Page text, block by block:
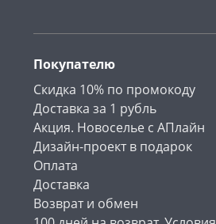
Покупателю
Скидка 10% по промокоду
Доставка за 1 рубль
Акция. Новоселье с АПлайн
Дизайн-проект в подарок
Оплата
Доставка
Возврат и обмен